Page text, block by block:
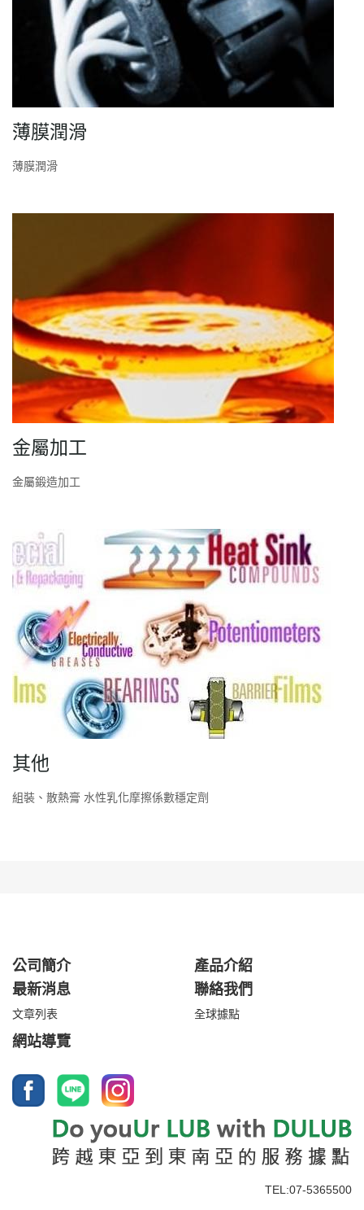
薄膜潤滑
薄膜潤滑
金屬加工
金屬鍛造加工
其他
組裝、散熱膏 水性乳化摩擦係數穩定劑
公司簡介
產品介紹
最新消息
文章列表
聯絡我們
全球據點
網站導覽
TEL:07-5365500